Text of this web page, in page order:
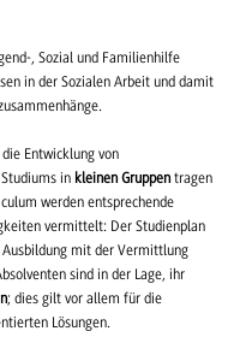
, Sozial und Familienhilfe
in der Sozialen Arbeit und damit
Entwicklung von
in kleinen Gruppen tragen
werden entsprechende
vermittelt: Der Studienplan
mit der Vermittlung
sind in der Lage, ihr
; dies gilt vor allem für die
Lösungen.